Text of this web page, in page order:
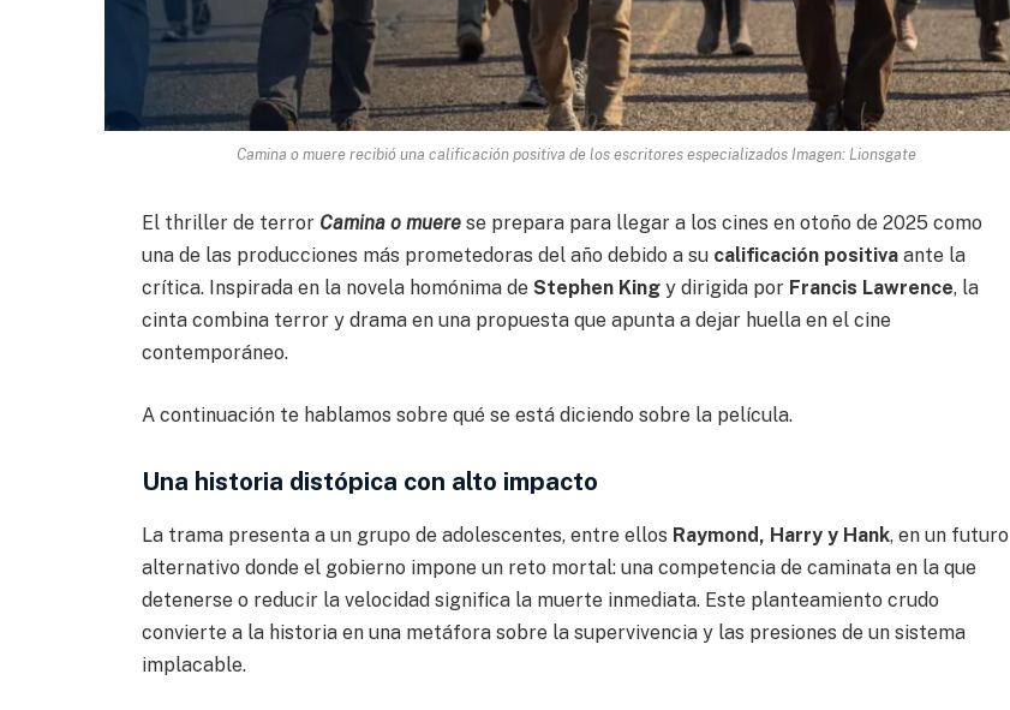
Camina o muere recibió una calificación positiva de los escritores especializados Imagen: Lionsgate
El thriller de terror Camina o muerese prepara para llegar a los cines en otoño de 2025 como
una de las producciones más prometedoras del año debido a su calificación positivaante la
crítica. Inspirada en la novela homónima de Stephen Kingy dirigida por Francis Lawrence, la
cinta combina terror y drama en una propuesta que apunta a dejar huella en el cine
contemporáneo.
A continuación te hablamos sobre qué se está diciendo sobre la película.
Una historia distópica con alto impacto
La trama presenta a un grupo de adolescentes, entre ellos Raymond, Harry y Hank, en un futuro
alternativo donde el gobierno impone un reto mortal: una competencia de caminata en la que
detenerse o reducir la velocidad significa la muerte inmediata. Este planteamiento crudo
convierte a la historia en una metáfora sobre la supervivencia y las presiones de un sistema
implacable.